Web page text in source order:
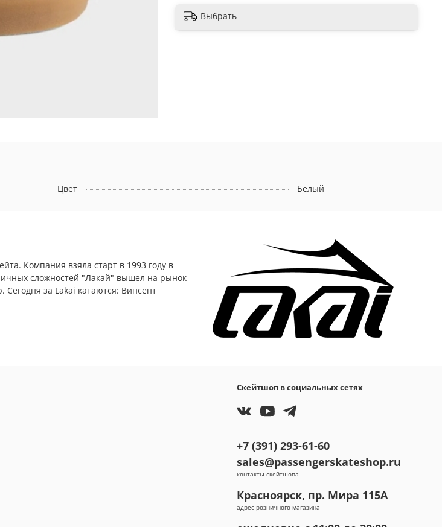
Выбрать
Цвет Белый
Компания взяла старт в 1993 году в
сложностей "Лакай" вышел на рынок
за Lakai катаются: Винсент
Скейтшоп в социальных сетях
+7 (391) 293-61-60
sales@passengerskateshop.ru
контакты скейтшопа
Красноярск, пр. Мира 115А
адрес розничного магазина